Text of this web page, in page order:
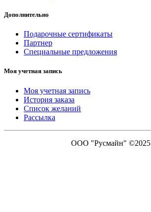
Дополнительно
Подарочные сертификаты
Партнер
Специальные предложения
Моя учетная запись
Моя учетная запись
История заказа
Список желаний
Рассылка
ООО "Русмайн" ©2025